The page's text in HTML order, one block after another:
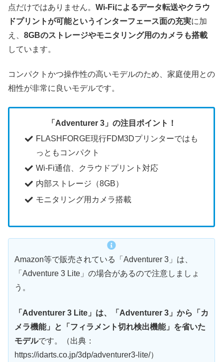
点だけではありません。 Wi-Fiによるデータ転送やクラウ
ドプリントが可能というインターフェース面の充実に加
え、 8GBのストレージやモニタリング用のカメラも搭載
しています。
コンパクトかつ操作性の高いモデルのため、家庭使用との
相性が非常に良いモデルです。
「Adventurer 3」の注目ポイント！
FLASHFORGE現行FDM3Dプリンターではも
っともコンパクト
Wi-Fi通信、クラウドプリント対応
内部ストレージ（8GB）
モニタリング用カメラ搭載
Amazon等で販売されている「Adventurer 3」は、
「Adventure 3 Lite」の場合があるので注意しましょ
う。
「Adventurer 3 Lite」は、「Adventurer 3」から「カ
メラ機能」と「フィラメント切れ検出機能」を省いた
モデルです。（出典：
https://idarts.co.jp/3dp/adventurer3-lite/）